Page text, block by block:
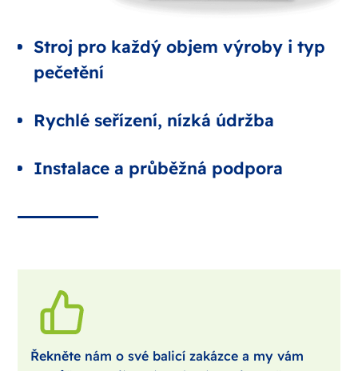
Stroj pro každý objem výroby i typ
pečetění
Rychlé seřízení, nízká údržba
Instalace a průběžná podpora
Řekněte nám o své balicí zakázce a my vám